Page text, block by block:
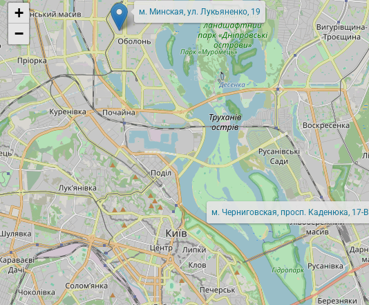
м. Минская, ул. Лукьяненко, 19
м. Черниговская, просп. Каденюка, 17-В
+
−